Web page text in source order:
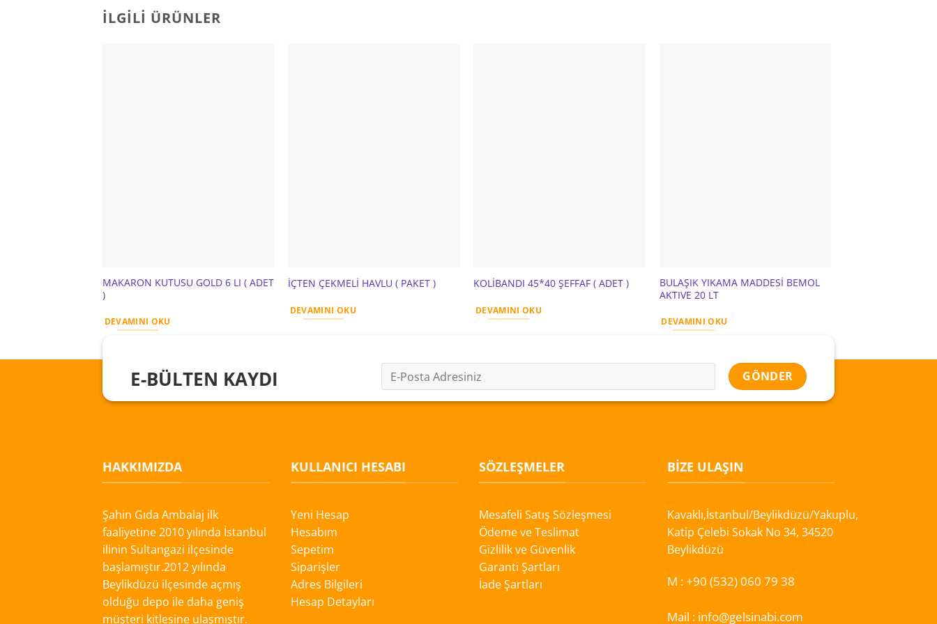
İLGILI ÜRÜNLER
MAKARON KUTUSU GOLD 6 LI ( ADET
)
DEVAMINI OKU
İÇTEN ÇEKMELİ HAVLU ( PAKET )
DEVAMINI OKU
KOLİBANDI 45*40 ŞEFFAF ( ADET )
DEVAMINI OKU
BULAŞIK YIKAMA MADDESİ BEMOL
AKTIVE 20 LT
DEVAMINI OKU
E-BÜLTEN KAYDI
HAKKIMIZDA
Şahin Gıda Ambalaj ilk
faaliyetine 2010 yılında İstanbul
ilinin Sultangazi ilçesinde
başlamıştır.2012 yılında
Beylikdüzü ilçesinde açmış
olduğu depo ile daha geniş
müşteri kitlesine ulaşmıştır.
KULLANICI HESABI
Yeni Hesap
Hesabım
Sepetim
Siparişler
Adres Bilgileri
Hesap Detayları
SÖZLEŞMELER
Mesafeli Satış Sözleşmesi
Ödeme ve Teslimat
Gizlilik ve Güvenlik
Garanti Şartları
İade Şartları
BIZE ULAŞIN
Kavaklı,İstanbul/Beylikdüzü/Yakuplu,
Katip Çelebi Sokak No 34, 34520
Beylikdüzü
M :+90 (532) 060 79 38
Mail : info@gelsinabi.com